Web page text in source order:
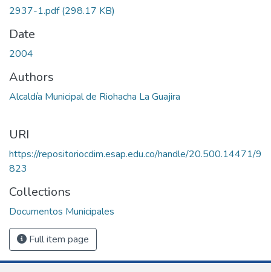
2937-1.pdf(298.17 KB)
Date
2004
Authors
Alcaldía Municipal de Riohacha La Guajira
URI
https://repositoriocdim.esap.edu.co/handle/20.500.14471/9
823
Collections
Documentos Municipales
Full item page